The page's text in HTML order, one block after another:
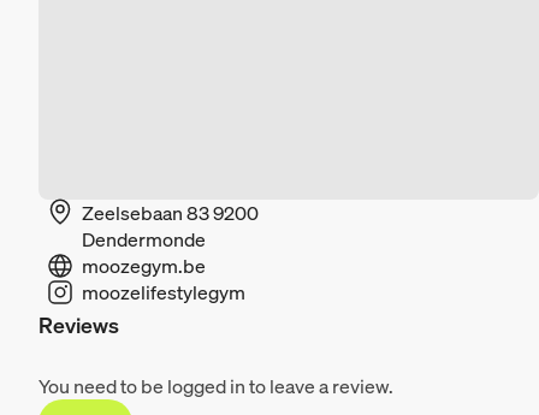
Zeelsebaan 83 9200
Dendermonde
moozegym.be
moozelifestylegym
Reviews
You need to be logged in to leave a review.